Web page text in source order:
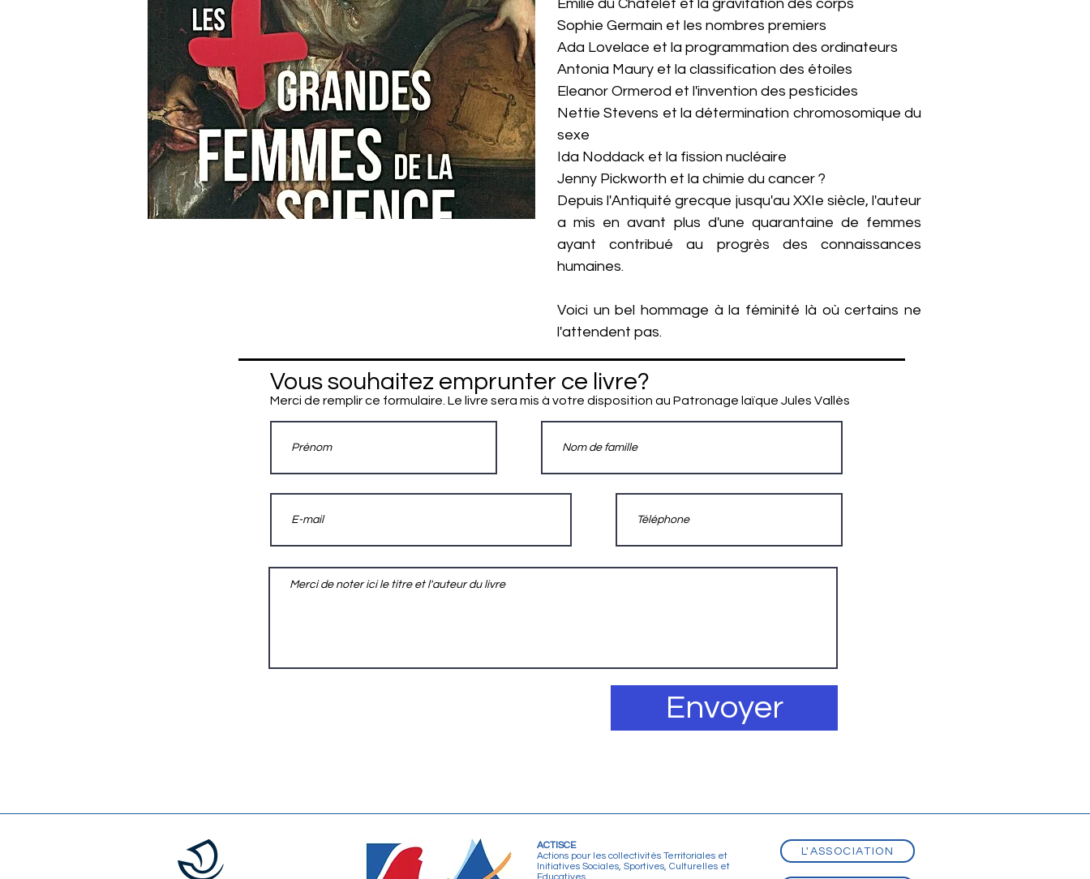
Émilie du Châtelet et la gravitation des corps
Sophie Germain et les nombres premiers
Ada Lovelace et la programmation des ordinateurs
Antonia Maury et la classification des étoiles
Eleanor Ormerod et l'invention des pesticides
Nettie Stevens et la détermination chromosomique du
sexe
Ida Noddack et la fission nucléaire
Jenny Pickworth et la chimie du cancer ?
Depuis l'Antiquité grecque jusqu'au XXIe siècle, l'auteur
a mis en avant plus d'une quarantaine de femmes
ayant contribué au progrès des connaissances
humaines.
Voici un bel hommage à la féminité là où certains ne
l'attendent pas.
Vous souhaitez emprunter ce livre?
Merci de remplir ce formulaire. Le livre sera mis à votre disposition au Patronage laïque Jules Vallès
Envoyer
ACTISCE
Actions pour les collectivités Territoriales et
Initiatives Sociales, Sportives, Culturelles et
L'ASSOCIATION